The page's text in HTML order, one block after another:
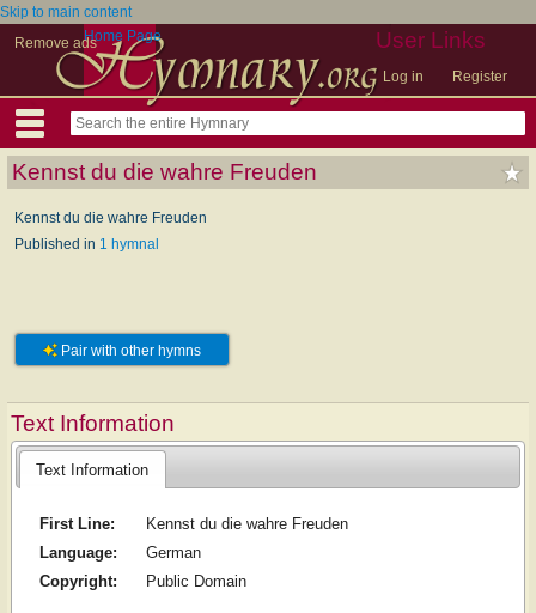
Skip to main content
Remove ads
User Links
Log in Register
Home Page
Kennst du die wahre Freuden
Kennst du die wahre Freuden
Published in 1 hymnal
Pair with other hymns
Text Information
Text Information
First Line:
Kennst du die wahre Freuden
Language:
German
Copyright:
Public Domain